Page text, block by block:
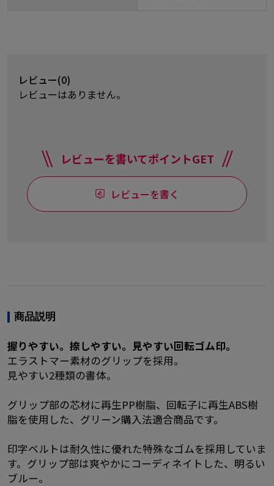
レビュー(0)
レビューはありません。
レビューを書いてポイントGET
レビューを書く
商品説明
握りやすい。捺しやすい。見やすい回転ゴム印。
エラストマー素材のグリップを採用。
見やすい2種類の書体。
グリップ部の芯材に再生PP樹脂、回転子に再生ABS樹
脂を使用した、グリーン購入法適合商品です。
印字ベルトは耐久性に優れた特殊なゴムを採用していま
す。グリップ部は爽やかにコーディネイトした、明るい
ブルー。